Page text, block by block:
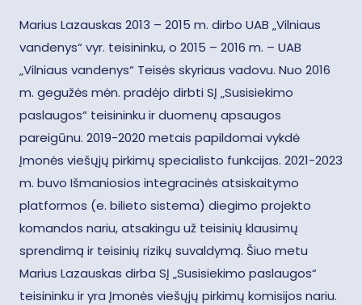
Marius Lazauskas 2013 – 2015 m. dirbo UAB „Vilniaus
vandenys“ vyr. teisininku, o 2015 – 2016 m. – UAB
„Vilniaus vandenys“ Teisės skyriaus vadovu. Nuo 2016
m. gegužės mėn. pradėjo dirbti SĮ „Susisiekimo
paslaugos“ teisininku ir duomenų apsaugos
pareigūnu. 2019-2020 metais papildomai vykdė
Įmonės viešųjų pirkimų specialisto funkcijas. 2021-2023
m. buvo Išmaniosios integracinės atsiskaitymo
platformos (e. bilieto sistema) diegimo projekto
komandos nariu, atsakingu už teisinių klausimų
sprendimą ir teisinių rizikų suvaldymą. Šiuo metu
Marius Lazauskas dirba SĮ „Susisiekimo paslaugos“
teisininku ir yra Įmonės viešųjų pirkimų komisijos nariu.